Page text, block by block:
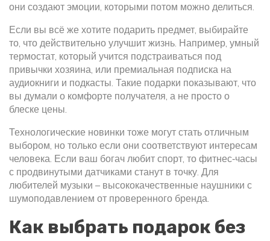
они создают эмоции, которыми потом можно делиться.
Если вы всё же хотите подарить предмет, выбирайте
то, что действительно улучшит жизнь. Например, умный
термостат, который учится подстраиваться под
привычки хозяина, или премиальная подписка на
аудиокниги и подкасты. Такие подарки показывают, что
вы думали о комфорте получателя, а не просто о
блеске цены.
Технологические новинки тоже могут стать отличным
выбором, но только если они соответствуют интересам
человека. Если ваш богач любит спорт, то фитнес‑часы
с продвинутыми датчиками станут в точку. Для
любителей музыки – высококачественные наушники с
шумоподавлением от проверенного бренда.
Как выбрать подарок без